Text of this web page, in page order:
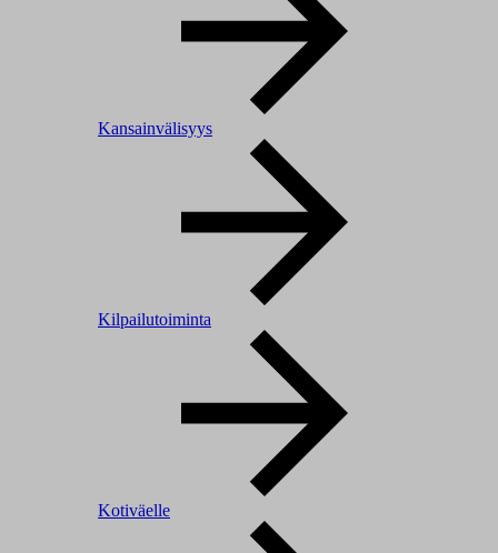
Kansainvälisyys
Kilpailutoiminta
Kotiväelle